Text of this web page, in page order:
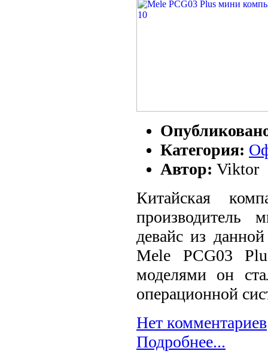
Категория:
Автор: Viktor
Китайская
производитель
девайс из
Mele PCG03
моделями он
операционной
Нет комментариев
Подробнее...